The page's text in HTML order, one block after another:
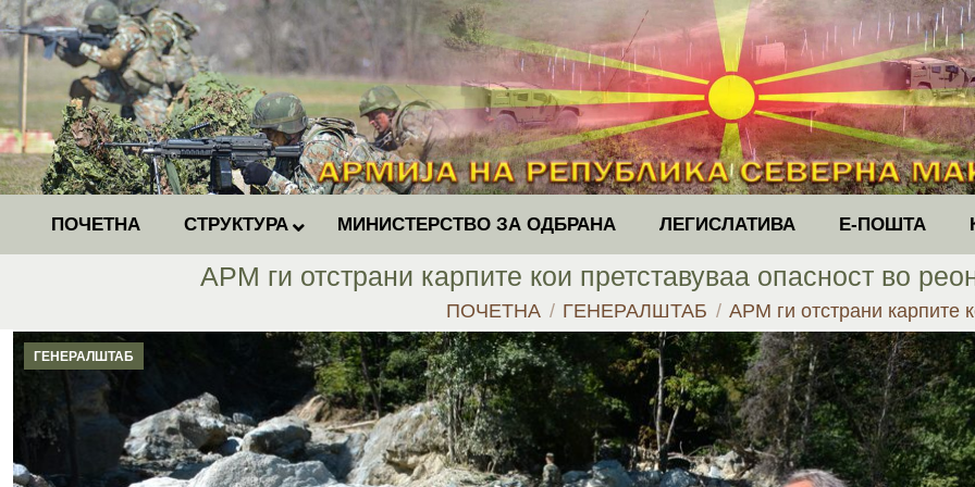
ПОЧЕТНА СТРУКТУРА МИНИСТЕРСТВО ЗА ОДБРАНА ЛЕГИСЛАТИВА Е-ПОШТА
АРМ ги отстрани карпите кои претставуваа опасност во
You are here:
ПОЧЕТНА ГЕНЕРАЛШТАБ АРМ ги отстрани карпите
ГЕНЕРАЛШТАБ